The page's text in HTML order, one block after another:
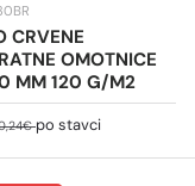
CRVENE
OMOTNICE
MM 120 G/M2
sniženju
cijena
po stavci